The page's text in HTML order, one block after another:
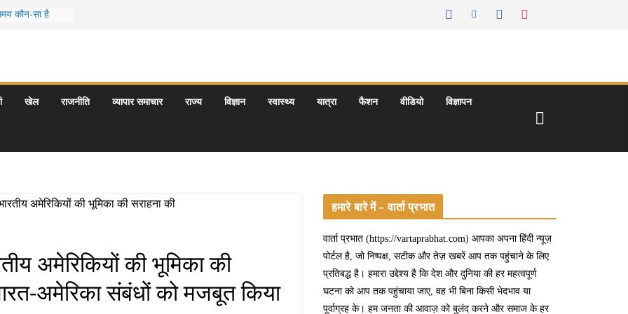
कौन-सा है
दार्जिलिंग
खेल राजनीति व्यापार समाचार राज्य विज्ञान स्वास्थ्य यात्रा फैशन वीडियो विज्ञापन
अमेरिकियों की भूमिका की
अमेरिका संबंधों को मजबूत किया
हमारे बारे में – वार्ता प्रभात
वार्ता प्रभात (https://vartaprabhat.com) आपका अपना हिंदी न्यूज़
पोर्टल है, जो निष्पक्ष, सटीक और तेज़ खबरें आप तक पहुंचाने के लिए
प्रतिबद्ध है। हमारा उद्देश्य है कि देश और दुनिया की हर महत्वपूर्ण
घटना को आप तक पहुंचाया जाए, वह भी बिना किसी भेदभाव या
पूर्वाग्रह के। हम जनता की आवाज़ को बुलंद करने और समाज के हर